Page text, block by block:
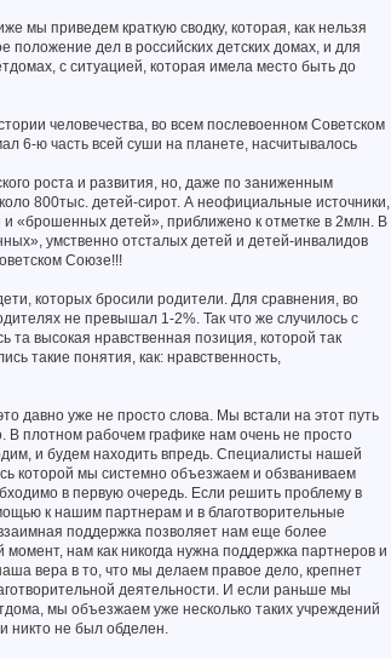
мы приведем краткую сводку, которая, как нельзя
положение дел в российских детских домах, и для
с ситуацией, которая имела место быть до
человечества, во всем послевоенном Советском
6-ю часть всей суши на планете, насчитывалось
роста и развития, но, даже по заниженным
800тыс. детей-сирот. А неофициальные источники,
«брошенных детей», приближено к отметке в 2млн. В
умственно отсталых детей и детей-инвалидов
Союзе!!!
которых бросили родители. Для сравнения, во
не превышал 1-2%. Так что же случилось с
высокая нравственная позиция, которой так
такие понятия, как: нравственность,
давно уже не просто слова. Мы встали на этот путь
В плотном рабочем графике нам очень не просто
и будем находить впредь. Специалисты нашей
которой мы системно объезжаем и обзваниваем
в первую очередь. Если решить проблему в
к нашим партнерам и в благотворительные
поддержка позволяет нам еще более
нам как никогда нужна поддержка партнеров и
вера в то, что мы делаем правое дело, крепнет
деятельности. И если раньше мы
мы объезжаем уже несколько таких учреждений
никто не был обделен.